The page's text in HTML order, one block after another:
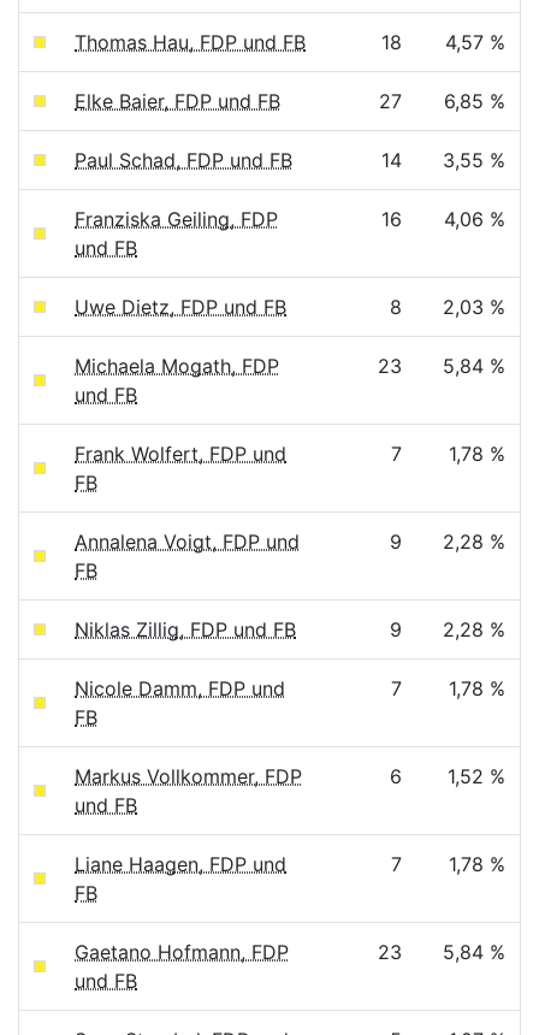
Thomas Hau, FDP und FB 18 4,57 %
Elke Baier, FDP und FB 27 6,85 %
Paul Schad, FDP und FB 14 3,55 %
Franziska Geiling, FDP
und FB
16 4,06 %
Uwe Dietz, FDP und FB 8 2,03 %
Michaela Mogath, FDP
und FB
23 5,84 %
Frank Wolfert, FDP und
FB
7 1,78 %
Annalena Voigt, FDP und
FB
9 2,28 %
Niklas Zillig, FDP und FB 9 2,28 %
Nicole Damm, FDP und
FB
7 1,78 %
Markus Vollkommer, FDP
und FB
6 1,52 %
Liane Haagen, FDP und
FB
7 1,78 %
Gaetano Hofmann, FDP
und FB
23 5,84 %